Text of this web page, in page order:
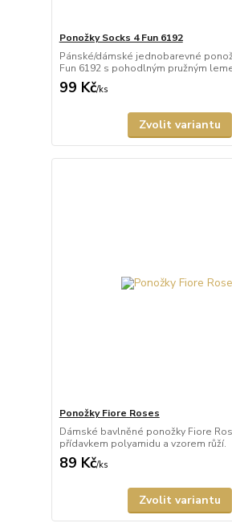
Ponožky Socks 4 Fun 6192
Pánské/dámské jednobarevné
Fun 6192 s pohodlným pružným
99 Kč/ks
Zvolit variantu
Ponožky Fiore Roses
Dámské bavlněné ponožky Fiore
přídavkem polyamidu a vzorem růží.
89 Kč/ks
Zvolit variantu